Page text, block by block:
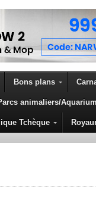
Bons plans
animaliers/
TchèqueDE